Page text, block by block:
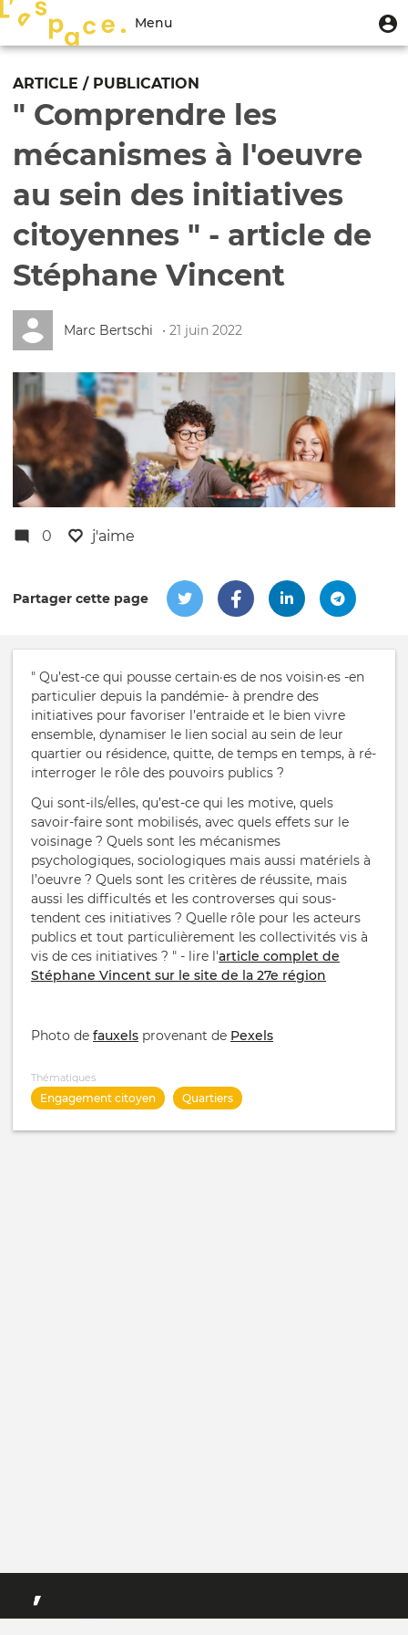
contenu
Menu
du
compte
de
l'utilisateur
Menu
Toggle
navigation
ARTICLE / PUBLICATION
" Comprendre les
mécanismes à l'oeuvre
au sein des initiatives
citoyennes " - article de
Stéphane Vincent
Marc Bertschi • 21 juin 2022
0 j'aime
Partager cette page
" Qu’est-ce qui pousse certain·es de nos voisin·es -en
particulier depuis la pandémie- à prendre des
initiatives pour favoriser l’entraide et le bien vivre
ensemble, dynamiser le lien social au sein de leur
quartier ou résidence, quitte, de temps en temps, à ré-
interroger le rôle des pouvoirs publics ?
Qui sont-ils/elles, qu’est-ce qui les motive, quels
savoir-faire sont mobilisés, avec quels effets sur le
voisinage ? Quels sont les mécanismes
psychologiques, sociologiques mais aussi matériels à
l’oeuvre ? Quels sont les critères de réussite, mais
aussi les difficultés et les controverses qui sous-
tendent ces initiatives ? Quelle rôle pour les acteurs
publics et tout particulièrement les collectivités vis à
vis de ces initiatives ? " - lire l'article complet de
Stéphane Vincent sur le site de la 27e région
Photo de fauxels provenant de Pexels
Thématiques
Engagement citoyen Quartiers